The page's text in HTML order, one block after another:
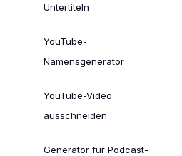
Untertiteln
YouTube-
Namensgenerator
YouTube-Video
ausschneiden
Generator für Podcast-